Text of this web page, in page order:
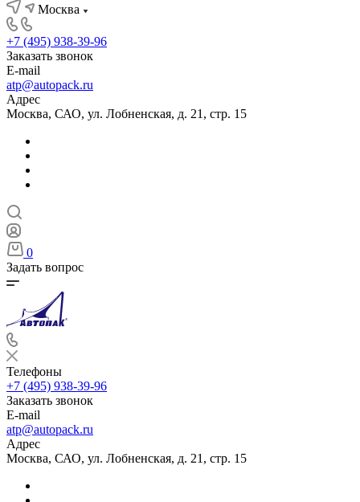
Москва
+7 (495) 938-39-96
Заказать звонок
E-mail
atp@autopack.ru
Адрес
Москва, САО, ул. Лобненская, д. 21, стр. 15
0
Задать вопрос
Телефоны
+7 (495) 938-39-96
Заказать звонок
E-mail
atp@autopack.ru
Адрес
Москва, САО, ул. Лобненская, д. 21, стр. 15